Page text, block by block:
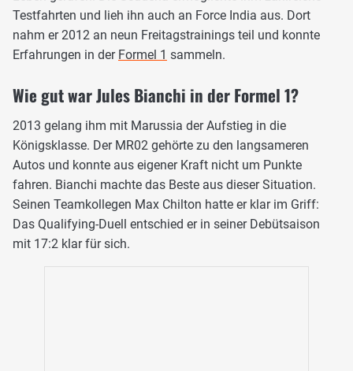
Testfahrten und lieh ihn auch an Force India aus. Dort
nahm er 2012 an neun Freitagstrainings teil und konnte
Erfahrungen in der Formel 1 sammeln.
Wie gut war Jules Bianchi in der Formel 1?
2013 gelang ihm mit Marussia der Aufstieg in die
Königsklasse. Der MR02 gehörte zu den langsameren
Autos und konnte aus eigener Kraft nicht um Punkte
fahren. Bianchi machte das Beste aus dieser Situation.
Seinen Teamkollegen Max Chilton hatte er klar im Griff:
Das Qualifying-Duell entschied er in seiner Debütsaison
mit 17:2 klar für sich.